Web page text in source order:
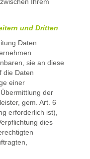
Ihrem
und Dritten
Daten
sie an diese
die Daten
einer
der
gem. Art. 6
erforderlich ist),
dies